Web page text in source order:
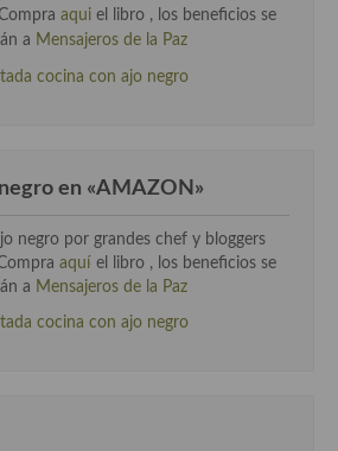
aqui el libro , los beneficios se
a Mensajeros de la Paz
en «AMAZON»
negro por grandes chef y bloggers
aquí el libro , los beneficios se
a Mensajeros de la Paz